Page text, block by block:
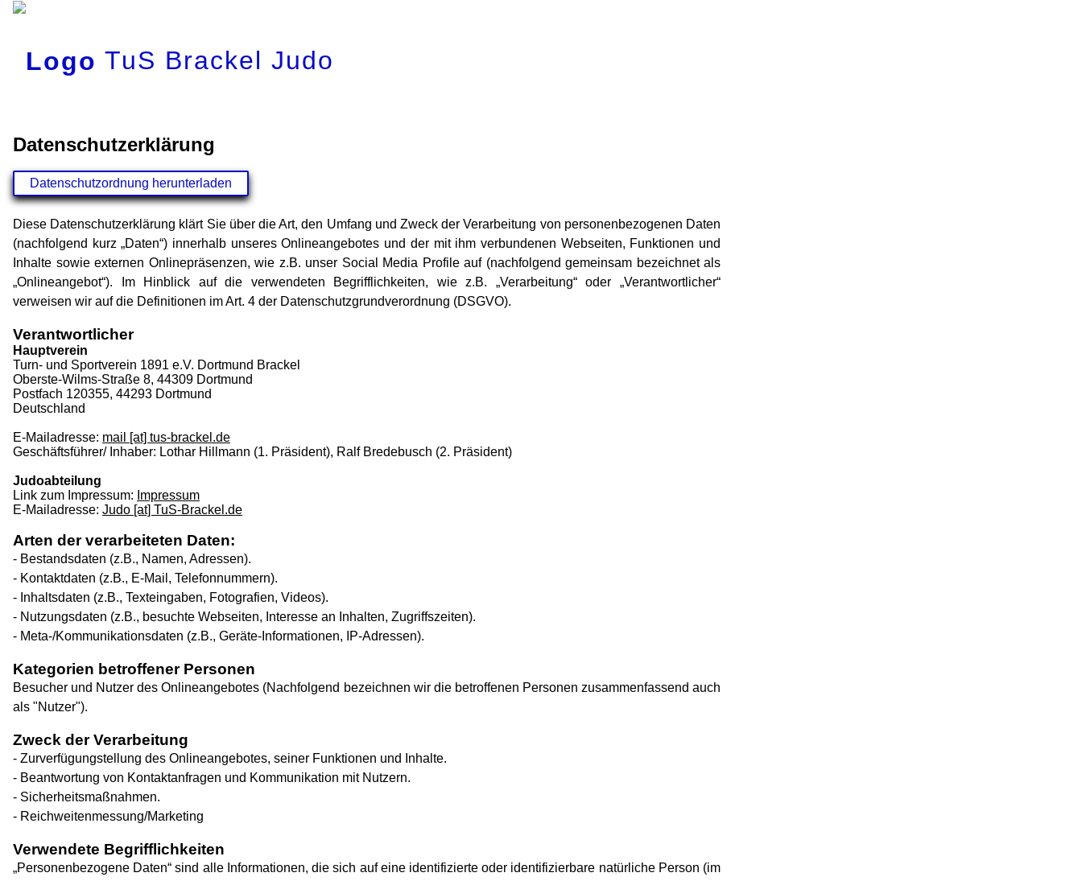
TuS Brackel Judo
Datenschutzerklärung
Datenschutzordnung herunterladen
Diese Datenschutzerklärung klärt Sie über die Art, den Umfang und Zweck der Verarbeitung von personenbezogenen Daten
(nachfolgend kurz „Daten“) innerhalb unseres Onlineangebotes und der mit ihm verbundenen Webseiten, Funktionen und
Inhalte sowie externen Onlinepräsenzen, wie z.B. unser Social Media Profile auf (nachfolgend gemeinsam bezeichnet als
„Onlineangebot“). Im Hinblick auf die verwendeten Begrifflichkeiten, wie z.B. „Verarbeitung“ oder „Verantwortlicher“
verweisen wir auf die Definitionen im Art. 4 der Datenschutzgrundverordnung (DSGVO).
Verantwortlicher
Hauptverein
Turn- und Sportverein 1891 e.V. Dortmund Brackel
Oberste-Wilms-Straße 8, 44309 Dortmund
Postfach 120355, 44293 Dortmund
Deutschland
E-Mailadresse: mail [at] tus-brackel.de
Geschäftsführer/ Inhaber: Lothar Hillmann (1. Präsident), Ralf Bredebusch (2. Präsident)
Judoabteilung
Link zum Impressum: Impressum
E-Mailadresse: Judo [at] TuS-Brackel.de
Arten der verarbeiteten Daten:
- Bestandsdaten (z.B., Namen, Adressen).
- Kontaktdaten (z.B., E-Mail, Telefonnummern).
- Inhaltsdaten (z.B., Texteingaben, Fotografien, Videos).
- Nutzungsdaten (z.B., besuchte Webseiten, Interesse an Inhalten, Zugriffszeiten).
- Meta-/Kommunikationsdaten (z.B., Geräte-Informationen, IP-Adressen).
Kategorien betroffener Personen
Besucher und Nutzer des Onlineangebotes (Nachfolgend bezeichnen wir die betroffenen Personen zusammenfassend auch
als "Nutzer").
Zweck der Verarbeitung
- Zurverfügungstellung des Onlineangebotes, seiner Funktionen und Inhalte.
- Beantwortung von Kontaktanfragen und Kommunikation mit Nutzern.
- Sicherheitsmaßnahmen.
- Reichweitenmessung/Marketing
Verwendete Begrifflichkeiten
„Personenbezogene Daten“ sind alle Informationen, die sich auf eine identifizierte oder identifizierbare natürliche Person (im